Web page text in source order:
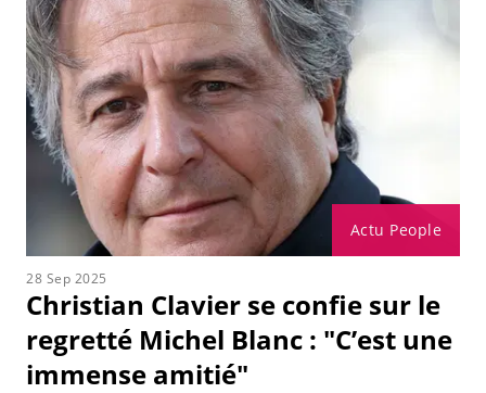
Actu People
28 Sep 2025
Christian Clavier se confie sur le
regretté Michel Blanc : "C’est une
immense amitié"